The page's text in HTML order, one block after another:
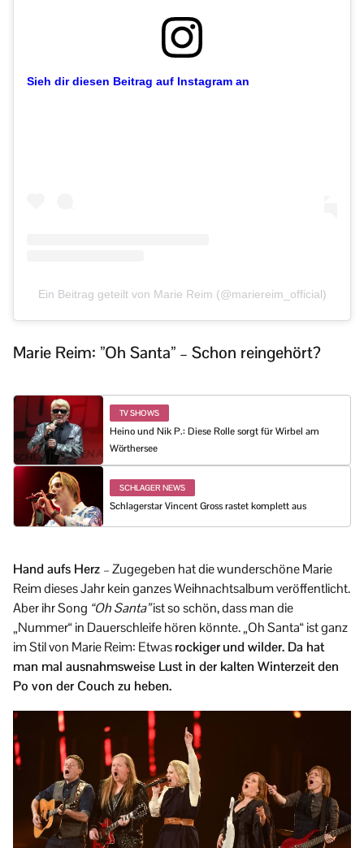
Sieh dir diesen Beitrag auf Instagram an
Ein Beitrag geteilt von Marie Reim (@mariereim_official)
Marie Reim: ”Oh Santa” – Schon reingehört?
TV SHOWS
Heino und Nik P.: Diese Rolle sorgt für Wirbel am
Wörthersee
SCHLAGER NEWS
Schlagerstar Vincent Gross rastet komplett aus
Hand aufs Herz – Zugegeben hat die wunderschöne Marie
Reim dieses Jahr kein ganzes Weihnachtsalbum veröffentlicht.
Aber ihr Song “Oh Santa”ist so schön, dass man die
„Nummer“ in Dauerschleife hören könnte. „Oh Santa“ ist ganz
im Stil von Marie Reim: Etwasrockigerund wilder. Da hat
man mal ausnahmsweise Lust in der kalten Winterzeit den
Po von der Couch zu heben.